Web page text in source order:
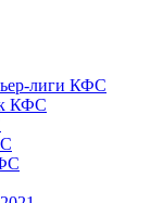
лиги КФС
КФС